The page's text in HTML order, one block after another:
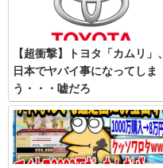
【超衝撃】トヨタ「カムリ」、
日本でヤバイ事になってしま
う・・・嘘だろ